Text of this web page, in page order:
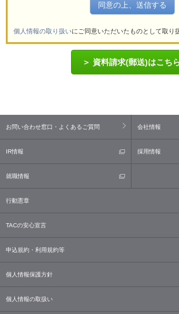
同意の上、送信する
個人情報の取り扱いにご同意いただいたものとして取り
資料請求(郵送)はこち
お問い合わせ窓口・よくあるご質問 会社情報
IR情報 採用情報
就職情報
行動憲章
TACの安心宣言
申込規約・利用規約等
個人情報保護方針
個人情報の取扱い